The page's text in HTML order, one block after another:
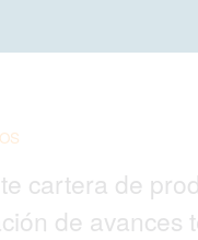
cartera de
de avances